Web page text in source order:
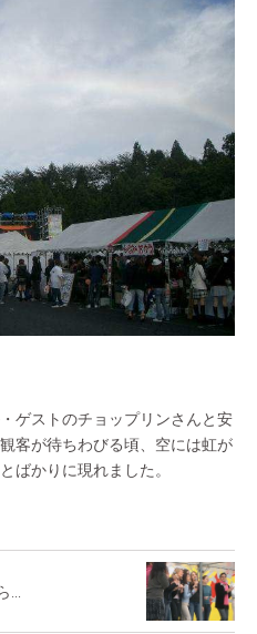
ゲストのチョップリンさんと安
客が待ちわびる頃、空には虹が
ばかりに現れました。